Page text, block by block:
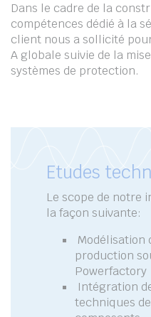
Dans le cadre de la
compétences dédié à la
client nous a sollicité
A globale suivie de la
systèmes de protection.
Etudes
Le scope de notre
la façon suivante:
Modélisation
production
Powerfactory
Intégration
techniques